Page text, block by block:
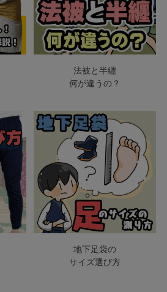
法被と半纏
何が違うの？
地下足袋の
サイズ選び方